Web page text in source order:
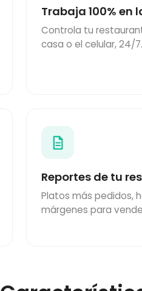
Trabaja 100% en
Controla tu
casa o el celular, 24/7.
Reportes de tu
Platos más pedidos,
márgenes para